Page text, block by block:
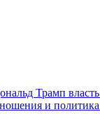
Трамп власть
и политика